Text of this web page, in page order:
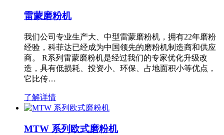
雷蒙磨粉机
我们公司专业生产大、中型雷蒙磨粉机，拥有22年磨粉
经验，科菲达已经成为中国领先的磨粉机制造商和供应
商。 R系列雷蒙磨粉机是经过我们的专家优化升级改
造，具有低损耗、投资小、环保、占地面积小等优点，
它比传…
了解详情
MTW 系列欧式磨粉机